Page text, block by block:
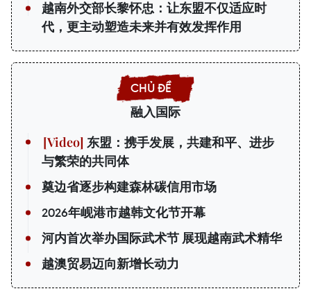
越南外交部长黎怀忠：让东盟不仅适应时
代，更主动塑造未来并有效发挥作用
融入国际
东盟：携手发展，共建和平、进步
与繁荣的共同体
奠边省逐步构建森林碳信用市场
2026年岘港市越韩文化节开幕
河内首次举办国际武术节 展现越南武术精华
越澳贸易迈向新增长动力